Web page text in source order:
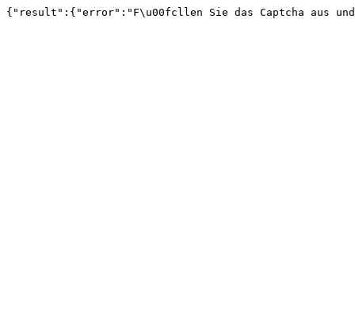
{"result":{"error":"F\u00fcllen Sie das Captcha aus